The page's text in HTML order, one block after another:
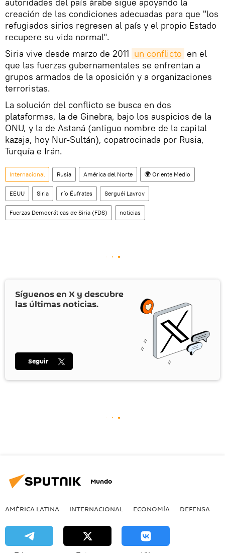
autoridades del país árabe sigue apoyando la
creación de las condiciones adecuadas para que "los
refugiados sirios regresen al país y el propio Estado
recupere su vida normal".
Siria vive desde marzo de 2011 un conflicto en el
que las fuerzas gubernamentales se enfrentan a
grupos armados de la oposición y a organizaciones
terroristas.
La solución del conflicto se busca en dos
plataformas, la de Ginebra, bajo los auspicios de la
ONU, y la de Astaná (antiguo nombre de la capital
kazaja, hoy Nur-Sultán), copatrocinada por Rusia,
Turquía e Irán.
Internacional Rusia América del Norte 🌍 Oriente Medio
EEUU Siria río Éufrates Serguéi Lavrov
Fuerzas Democráticas de Siria (FDS) noticias
Síguenos en X y descubre
las últimas noticias.
Seguir
Mundo
AMÉRICA LATINA INTERNACIONAL ECONOMÍA DEFENSA